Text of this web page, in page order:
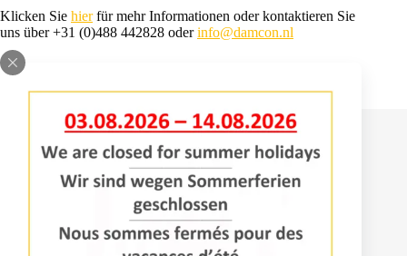
Klicken Sie hierfür mehr Informationen oder kontaktieren Sie
uns über +31 (0)488 442828 oderinfo@damcon.nl
4043 KD Opheusden
+31 (0)488 – 442828